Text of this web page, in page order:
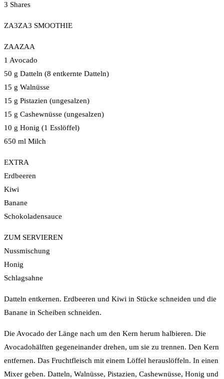
3 Shares
ZA3ZA3 SMOOTHIE
ZAAZAA
1 Avocado
50 g Datteln (8 entkernte Datteln)
15 g Walnüsse
15 g Pistazien (ungesalzen)
15 g Cashewnüsse (ungesalzen)
10 g Honig (1 Esslöffel)
650 ml Milch
EXTRA
Erdbeeren
Kiwi
Banane
Schokoladensauce
ZUM SERVIEREN
Nussmischung
Honig
Schlagsahne
Datteln entkernen. Erdbeeren und Kiwi in Stücke schneiden und die
Banane in Scheiben schneiden.
Die Avocado der Länge nach um den Kern herum halbieren. Die
Avocadohälften gegeneinander drehen, um sie zu trennen. Den Kern
entfernen. Das Fruchtfleisch mit einem Löffel herauslöffeln. In einen
Mixer geben. Datteln, Walnüsse, Pistazien, Cashewnüsse, Honig und